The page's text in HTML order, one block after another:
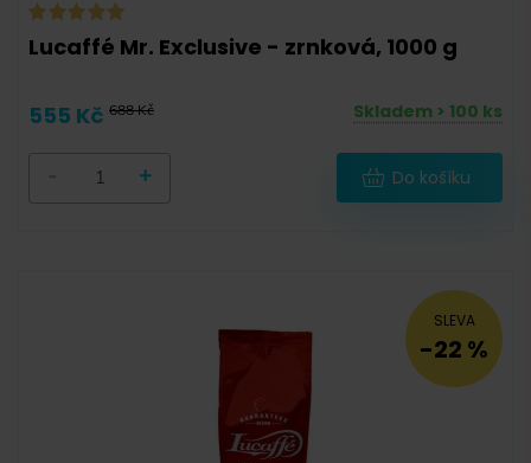
Lucaffé Mr. Exclusive - zrnková, 1000 g
555 Kč 688 Kč Skladem > 100 ks
+ Do košíku
SLEVA
-22 %